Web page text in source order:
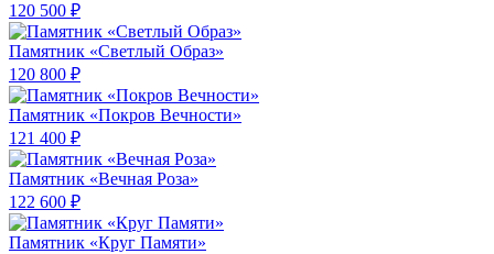
120 500 ₽
Памятник «Светлый Образ»
120 800 ₽
Памятник «Покров Вечности»
121 400 ₽
Памятник «Вечная Роза»
122 600 ₽
Памятник «Круг Памяти»